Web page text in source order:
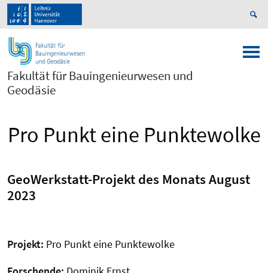
Fakultät für Bauingenieurwesen und
Geodäsie
Pro Punkt eine Punktewolke
GeoWerkstatt-Projekt des Monats August
2023
Projekt: Pro Punkt eine Punktewolke